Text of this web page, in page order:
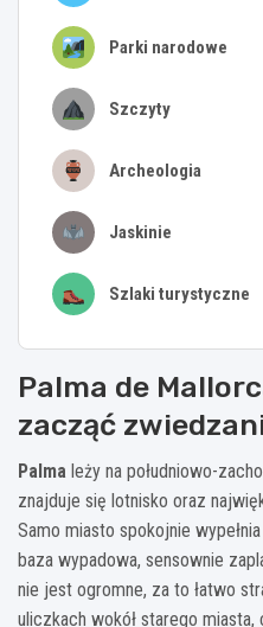
Parki narodowe
Szczyty
Archeologia
Jaskinie
Szlaki turystyczne
Palma de
zacząć
Palma leży na południowo-
znajduje się lotnisko oraz
Samo miasto spokojnie wypełnia
baza wypadowa, sensownie
nie jest ogromne, za to łatwo
uliczkach wokół starego